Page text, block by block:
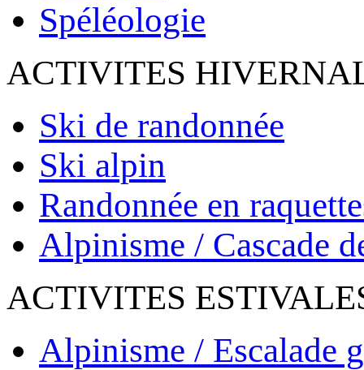
Spéléologie
ACTIVITES
Ski de randonnée
Ski alpin
Randonnée en
Alpinisme / Cascade
ACTIVITES
Alpinisme / Escalade